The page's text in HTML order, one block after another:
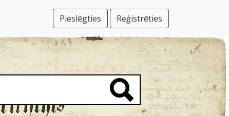
Pieslēgties Reģistrēties